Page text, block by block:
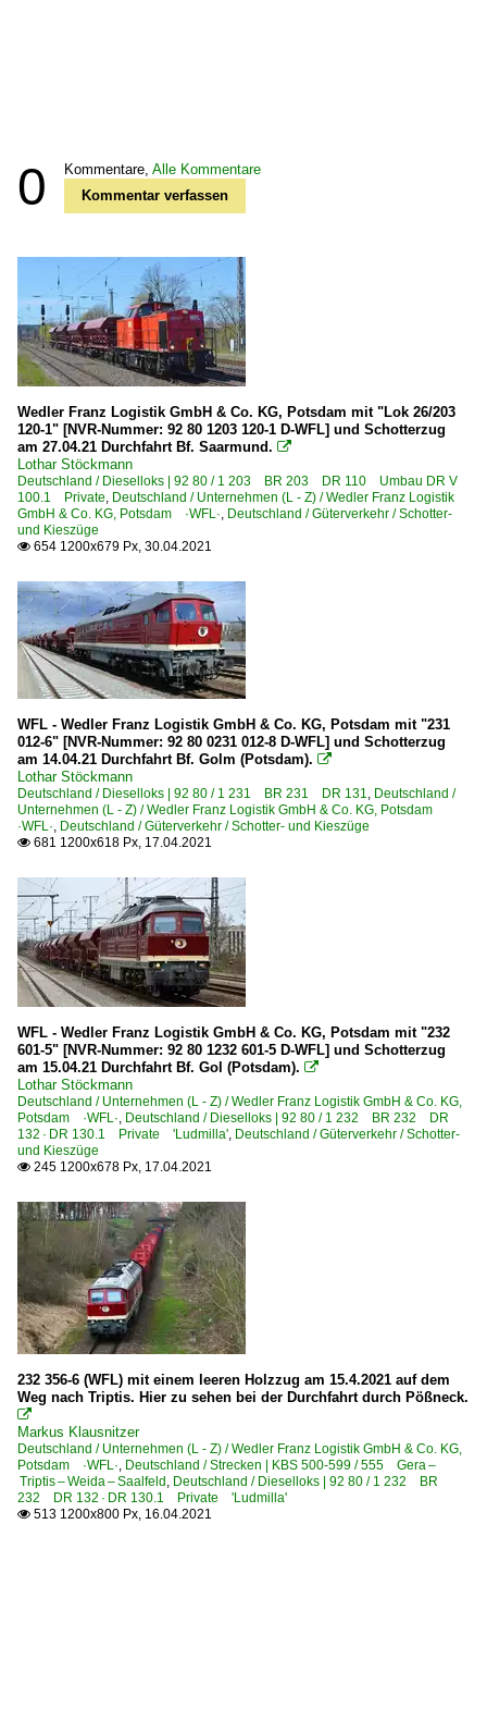
0 Kommentare, Alle Kommentare
Kommentar verfassen
Wedler Franz Logistik GmbH & Co. KG, Potsdam mit "Lok 26/203
120-1" [NVR-Nummer: 92 80 1203 120-1 D-WFL] und Schotterzug
am 27.04.21 Durchfahrt Bf. Saarmund. 
Lothar Stöckmann
Deutschland / Dieselloks | 92 80 / 1 203 BR 203 DR 110 Umbau DR V
100.1 Private, Deutschland / Unternehmen (L - Z) / Wedler Franz Logistik
GmbH & Co. KG, Potsdam ·WFL·, Deutschland / Güterverkehr / Schotter-
und Kieszüge
 654 1200x679 Px, 30.04.2021
WFL - Wedler Franz Logistik GmbH & Co. KG, Potsdam mit "231
012-6" [NVR-Nummer: 92 80 0231 012-8 D-WFL] und Schotterzug
am 14.04.21 Durchfahrt Bf. Golm (Potsdam). 
Lothar Stöckmann
Deutschland / Dieselloks | 92 80 / 1 231 BR 231 DR 131, Deutschland /
Unternehmen (L - Z) / Wedler Franz Logistik GmbH & Co. KG, Potsdam
·WFL·, Deutschland / Güterverkehr / Schotter- und Kieszüge
 681 1200x618 Px, 17.04.2021
WFL - Wedler Franz Logistik GmbH & Co. KG, Potsdam mit "232
601-5" [NVR-Nummer: 92 80 1232 601-5 D-WFL] und Schotterzug
am 15.04.21 Durchfahrt Bf. Gol (Potsdam). 
Lothar Stöckmann
Deutschland / Unternehmen (L - Z) / Wedler Franz Logistik GmbH & Co. KG,
Potsdam ·WFL·, Deutschland / Dieselloks | 92 80 / 1 232 BR 232 DR
132 · DR 130.1 Private 'Ludmilla', Deutschland / Güterverkehr / Schotter-
und Kieszüge
 245 1200x678 Px, 17.04.2021
232 356-6 (WFL) mit einem leeren Holzzug am 15.4.2021 auf dem
Weg nach Triptis. Hier zu sehen bei der Durchfahrt durch Pößneck.

Markus Klausnitzer
Deutschland / Unternehmen (L - Z) / Wedler Franz Logistik GmbH & Co. KG,
Potsdam ·WFL·, Deutschland / Strecken | KBS 500-599 / 555 Gera –
Triptis – Weida – Saalfeld, Deutschland / Dieselloks | 92 80 / 1 232 BR
232 DR 132 · DR 130.1 Private 'Ludmilla'
 513 1200x800 Px, 16.04.2021